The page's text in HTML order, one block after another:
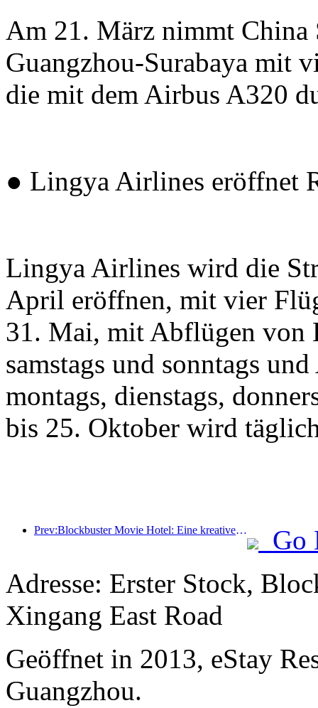
Am 21. März nimmt China
Guangzhou-Surabaya mit
die mit dem Airbus A320
● Lingya Airlines eröffnet
Lingya Airlines wird die
April eröffnen, mit vier
31. Mai, mit Abflügen von
samstags und sonntags
montags, dienstags,
bis 25. Oktober wird
Prev:Blockbuster Movie Hotel: Eine kreative Fusion aus Filmkultur und Übernachtungserlebnis
Go
Adresse: Erster Stock,
Xingang East Road
Geöffnet in 2013, eStay
Guangzhou.